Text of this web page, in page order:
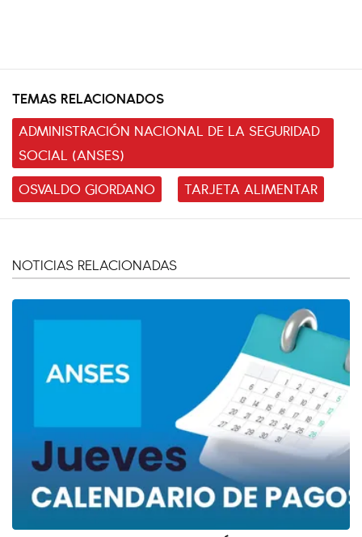
TEMAS RELACIONADOS
ADMINISTRACIÓN NACIONAL DE LA SEGURIDAD
SOCIAL (ANSES)
OSVALDO GIORDANO
TARJETA ALIMENTAR
NOTICIAS RELACIONADAS